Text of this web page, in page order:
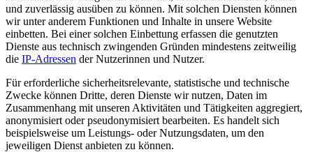
und zuverlässig ausüben zu können. Mit solchen Diensten können
wir unter anderem Funktionen und Inhalte in unsere Website
einbetten. Bei einer solchen Einbettung erfassen die genutzten
Dienste aus technisch zwingenden Gründen mindestens zeitweilig
die IP-Adressen der Nutzerinnen und Nutzer.
Für erforderliche sicherheitsrelevante, statistische und technische
Zwecke können Dritte, deren Dienste wir nutzen, Daten im
Zusammenhang mit unseren Aktivitäten und Tätigkeiten aggregiert,
anonymisiert oder pseudonymisiert bearbeiten. Es handelt sich
beispielsweise um Leistungs- oder Nutzungsdaten, um den
jeweiligen Dienst anbieten zu können.